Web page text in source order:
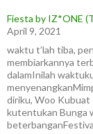
Fiesta by IZ*ONE
April 9, 2021
waktu t’lah tiba,
membiarkannya
dalamInilah
diriku, Woo
kutentukan Bunga